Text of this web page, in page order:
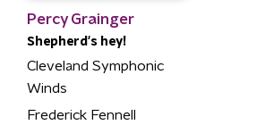
Percy Grainger
Shepherd's hey!
Cleveland Symphonic
Winds
Frederick Fennell